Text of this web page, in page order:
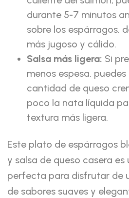
durante 5-7 minutos
sobre los espárragos,
más jugoso y cálido.
Salsa más ligera: Si
menos espesa,
cantidad de queso
poco la nata líquida
textura más ligera.
Este plato de espárragos
y salsa de queso casera es
perfecta para disfrutar de
de sabores suaves y